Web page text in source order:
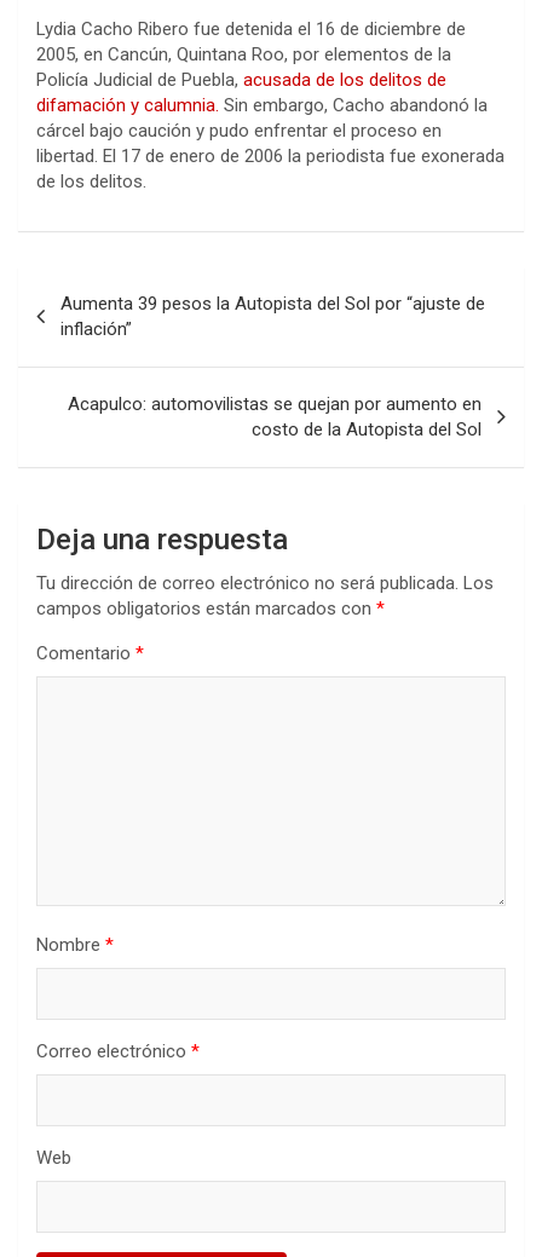
Lydia Cacho Ribero fue detenida el 16 de diciembre de
2005, en Cancún, Quintana Roo, por elementos de la
Policía Judicial de Puebla, acusada de los delitos de
difamación y calumnia. Sin embargo, Cacho abandonó la
cárcel bajo caución y pudo enfrentar el proceso en
libertad. El 17 de enero de 2006 la periodista fue exonerada
de los delitos.
de
entradas
Aumenta 39 pesos la Autopista del Sol por “ajuste de
inflación”
Acapulco: automovilistas se quejan por aumento en
costo de la Autopista del Sol
Deja una respuesta
Tu dirección de correo electrónico no será publicada. Los
campos obligatorios están marcados con *
Comentario *
Nombre *
Correo electrónico *
Web